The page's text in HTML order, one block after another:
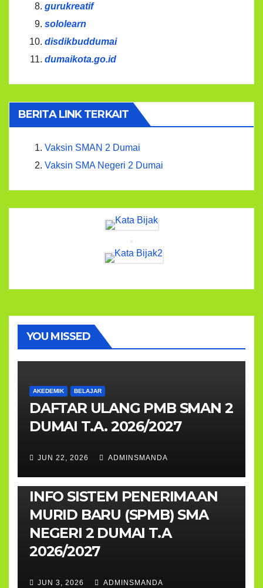
gurukreatif
sololearn
disdikbuddumai
dumaikota.go.id
BERITA LINK TERKAIT
Vaksin SMAN 2 Dumai
Vaksin SMA Negeri 2 Dumai
YOU MISSED
AKEDEMIK BELAJAR
DAFTAR ULANG PMB SMAN 2
DUMAI T.A. 2026/2027
JUN 22, 2026 ADMINSMANDA
AKEDEMIK UMUM
INFO SISTEM PENERIMAAN
MURID BARU (SPMB) SMA
NEGERI 2 DUMAI T.A
2026/2027
JUN 3, 2026 ADMINSMANDA